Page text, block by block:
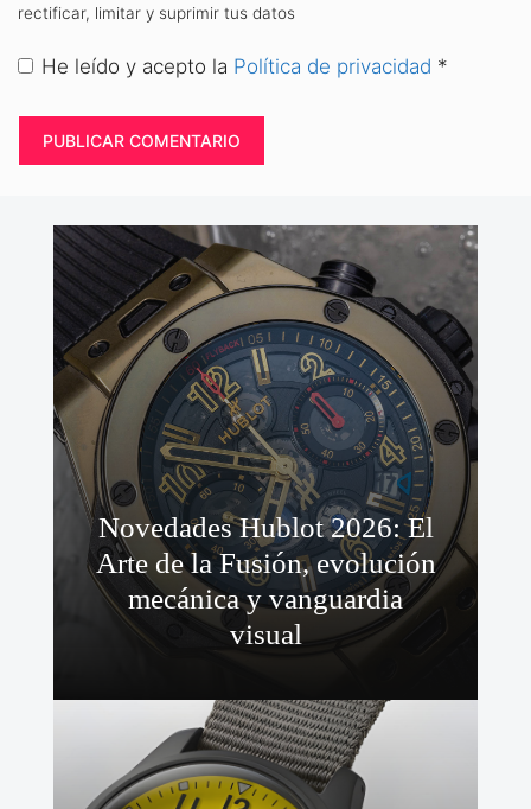
rectificar, limitar y suprimir tus datos
He leído y acepto la Política de privacidad *
Novedades Hublot 2026: El
Arte de la Fusión, evolución
mecánica y vanguardia
visual